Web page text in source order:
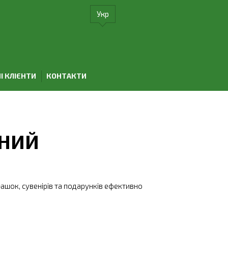
Укр
КЛІЄНТИ КОНТАКТИ
сувенірів та подарунків ефективно